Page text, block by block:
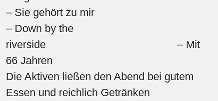
– Sie gehört zu mir
– Down by the
riverside – Mit
66 Jahren
Die Aktiven ließen den Abend bei gutem
Essen und reichlich Getränken